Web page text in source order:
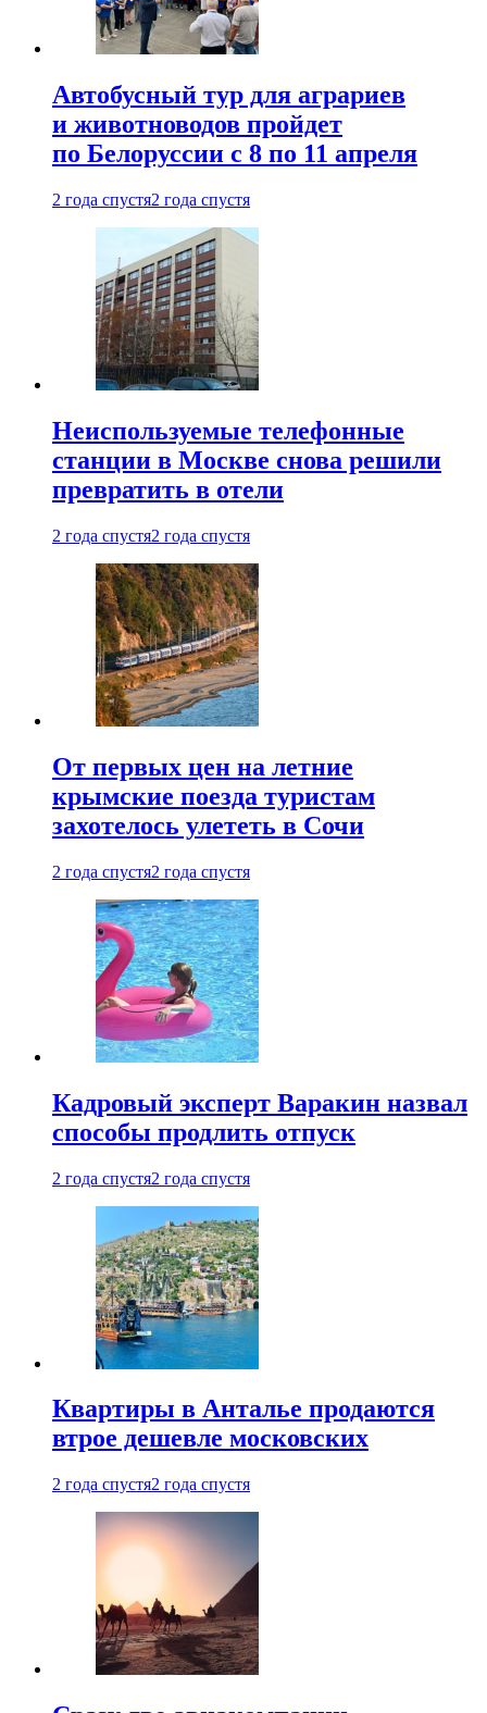
Автобусный тур для аграриев
и животноводов пройдет
по Белоруссии с 8 по 11 апреля
2 года спустя2 года спустя
Неиспользуемые телефонные
станции в Москве снова решили
превратить в отели
2 года спустя2 года спустя
От первых цен на летние
крымские поезда туристам
захотелось улететь в Сочи
2 года спустя2 года спустя
Кадровый эксперт Варакин назвал
способы продлить отпуск
2 года спустя2 года спустя
Квартиры в Анталье продаются
втрое дешевле московских
2 года спустя2 года спустя